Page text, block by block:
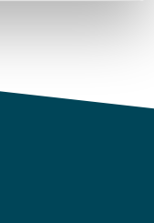
sitio web con
y análisis